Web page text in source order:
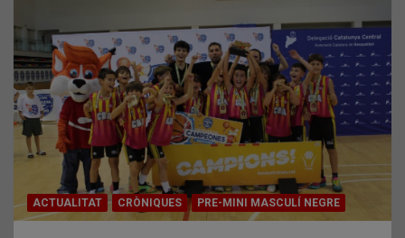
ACTUALITAT CRÒNIQUES PRE-MINI MASCULÍ NEGRE